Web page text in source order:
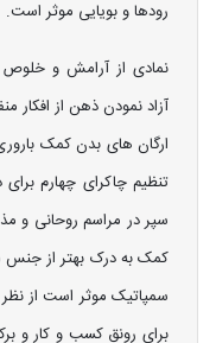
رودها و بویایی موثر است.
نمادی از آرامش و
آزاد نمودن ذهن از
ارگان های بدن کمک
تنظیم چاکرای چهارم
سپر در مراسم روحانی و
کمک به درک بهتر از جنس
سمپاتیک موثر است از
برای رونق کسب و کار و